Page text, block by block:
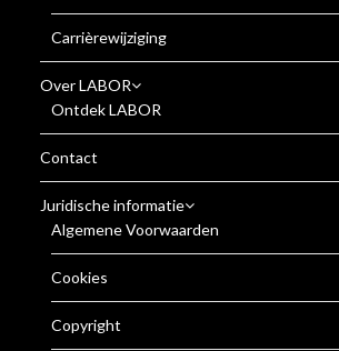
Carrièrewijziging
Over LABOR
Ontdek LABOR
Contact
Juridische informatie
Algemene Voorwaarden
Cookies
Copyright